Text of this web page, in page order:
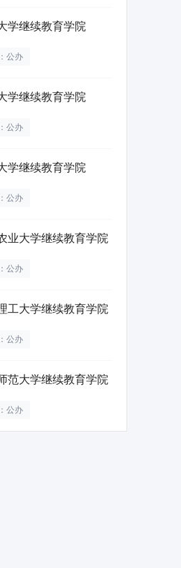
学继续教育学院
公办
学继续教育学院
公办
学继续教育学院
公办
业大学继续教育学院
公办
工大学继续教育学院
公办
范大学继续教育学院
公办